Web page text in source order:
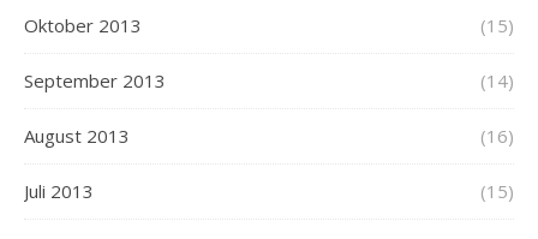
Oktober 2013 (15)
September 2013 (14)
August 2013 (16)
Juli 2013 (15)